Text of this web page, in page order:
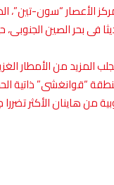
فى بحر الصين
من الأمطار
“قوانغشى” ذاتية
هاينان الأكثر تضررا